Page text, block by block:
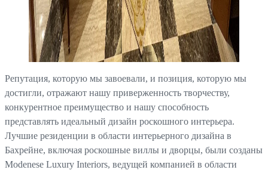
Репутация, которую мы завоевали, и позиция, которую мы
достигли, отражают нашу приверженность творчеству,
конкурентное преимущество и нашу способность
представлять идеальный дизайн роскошного интерьера.
Лучшие резиденции в области интерьерного дизайна в
Бахрейне, включая роскошные виллы и дворцы, были созданы
Modenese Luxury Interiors, ведущей компанией в области